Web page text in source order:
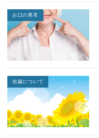
お口の異常
虫歯について